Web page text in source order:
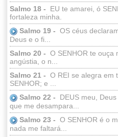
Salmo 18 -
EU te amarei, ó
fortaleza minha.
Salmo 19 - OS céus
Deus e o fi...
Salmo 20 - O SENHOR te ouça
angústia, o n...
Salmo 21 - O REI se alegra em
SENHOR; e ...
Salmo 22 -
DEUS meu,
que me desampara...
Salmo 23 - O SENHOR é o
nada me faltará...